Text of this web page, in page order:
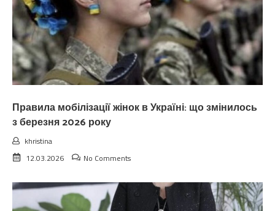
Правила мобілізації жінок в Україні: що змінилось
з березня 2026 року
khristina
12.03.2026
No Comments